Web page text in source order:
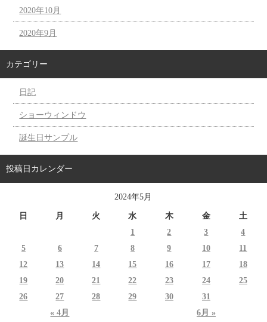
2020年10月
2020年9月
カテゴリー
日記
ショーウィンドウ
誕生日サンプル
投稿日カレンダー
2024年5月
日 月 火 水 木 金 土
« 4月 6月 »
1 2 3
4
5
6 7 8 9 10
11
12
13 14 15 16 17
18
19
20 21 22 23 24
25
26
27 28 29 30 31